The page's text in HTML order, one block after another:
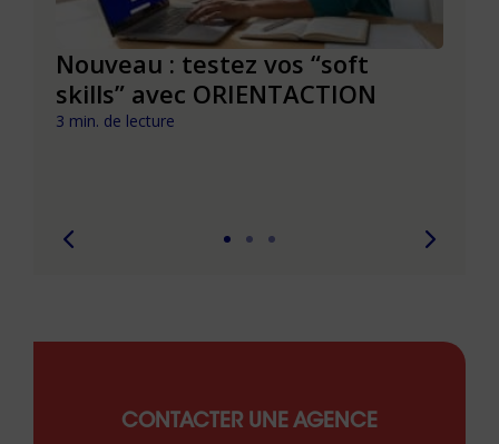
Nouveau : testez vos “soft
skills” avec ORIENTACTION
3 min. de lecture
CONTACTER UNE AGENCE